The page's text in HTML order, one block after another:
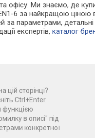
офісу. Ми знаємо, де
6 за найкращою ціною
за параметрами,
експертів,каталог
цій сторінці?
Ctrl+Enter.
функцією
в описі" під
конкретної